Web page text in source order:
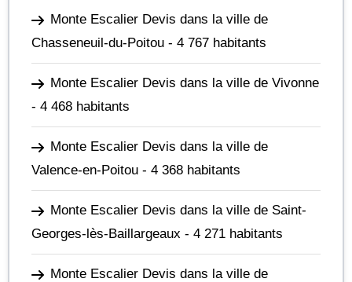
Monte Escalier Devis dans la ville de
Chasseneuil-du-Poitou - 4 767 habitants
Monte Escalier Devis dans la ville de Vivonne
- 4 468 habitants
Monte Escalier Devis dans la ville de
Valence-en-Poitou - 4 368 habitants
Monte Escalier Devis dans la ville de Saint-
Georges-lès-Baillargeaux - 4 271 habitants
Monte Escalier Devis dans la ville de